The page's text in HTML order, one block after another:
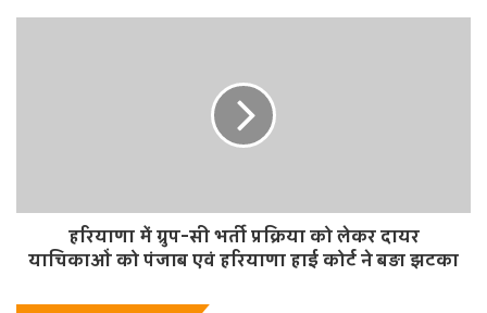
हरियाणा में ग्रुप-सी भर्ती प्रक्रिया को लेकर दायर
याचिकाओं को पंजाब एवं हरियाणा हाई कोर्ट ने बड़ा झटका